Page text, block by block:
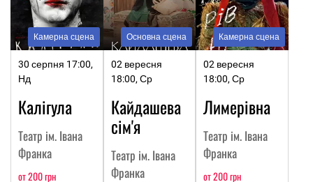
Камерна сцена
30 серпня 17:00,
Нд
Калігула
Театр ім. Івана
Франка
от 200 грн
Основна сцена
02 вересня
18:00, Ср
Кайдашева
сім'я
Театр ім. Івана
Франка
Камерна сцена
02 вересня
18:00, Ср
Лимерівна
Театр ім. Івана
Франка
от 200 грн